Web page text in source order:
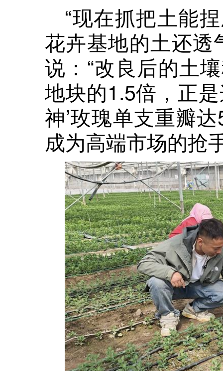
“现在抓把土能
花卉基地的土还透
说：“改良后的土
地块的1.5倍，正
神’玫瑰单支重瓣
成为高端市场的抢